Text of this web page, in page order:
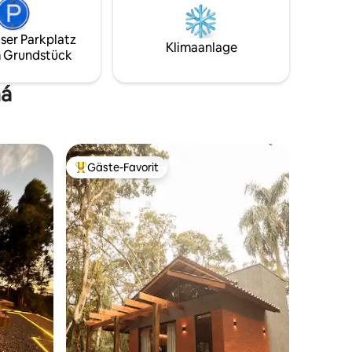
einzigartigen und unvergesslichen Blick
bietet. Eine Einladung zur Besinnung,
Stille und dem Luxus, inmitten der Natur
zu sein.
Parkplatz
Grundstück
Klimaanlage
Beliebter Gäste-Favorit.
Gäste-Favorit